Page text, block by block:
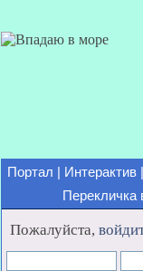
Портал Интерактив|
Перекличка
Пожалуйста,